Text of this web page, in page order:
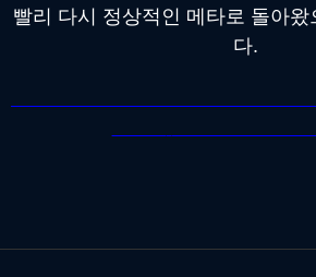
빨리 다시 정상적인 메타로 돌아왔
다.